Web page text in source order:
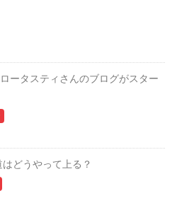
ータスティさんのブログがスター
どうやって上る？